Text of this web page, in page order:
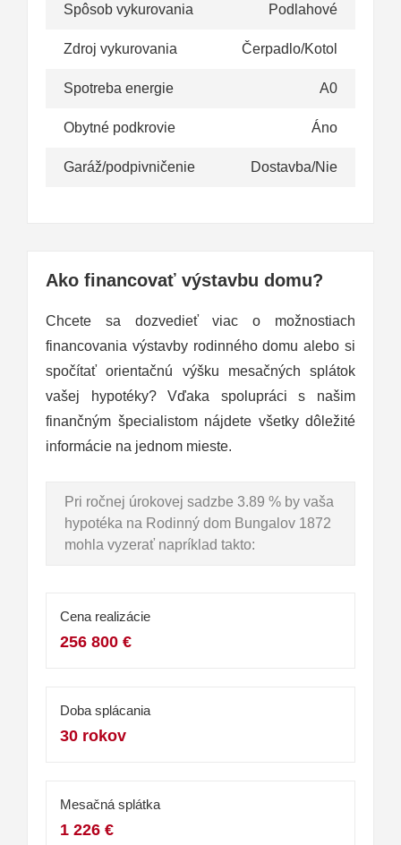
Spôsob vykurovania Podlahové
Zdroj vykurovania Čerpadlo/Kotol
Spotreba energie A0
Obytné podkrovie Áno
Garáž/podpivničenie Dostavba/Nie
Ako financovať výstavbu domu?
Chcete sa dozvedieť viac o možnostiach
financovania výstavby rodinného domu alebo si
spočítať orientačnú výšku mesačných splátok
vašej hypotéky? Vďaka spolupráci s našim
finančným špecialistom nájdete všetky dôležité
informácie na jednom mieste.
Pri ročnej úrokovej sadzbe 3.89 % by vaša
hypotéka na Rodinný dom Bungalov 1872
mohla vyzerať napríklad takto:
Cena realizácie
256 800 €
Doba splácania
30 rokov
Mesačná splátka
1 226 €